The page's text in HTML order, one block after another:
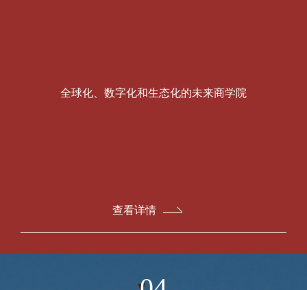
全球化、数字化和生态化的未来商学院
查看详情